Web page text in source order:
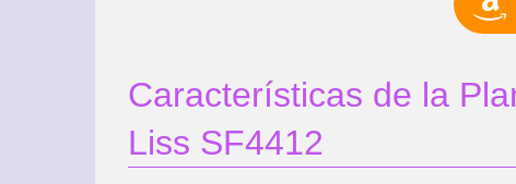
Características de la
Liss SF4412